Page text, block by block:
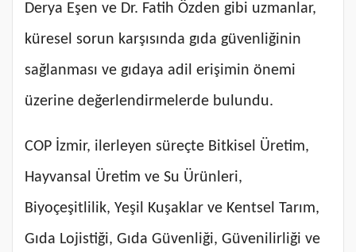
Derya Eşen ve Dr. Fatih Özden gibi uzmanlar,
küresel sorun karşısında gıda güvenliğinin
sağlanması ve gıdaya adil erişimin önemi
üzerine değerlendirmelerde bulundu.
COP İzmir, ilerleyen süreçte Bitkisel Üretim,
Hayvansal Üretim ve Su Ürünleri,
Biyoçeşitlilik, Yeşil Kuşaklar ve Kentsel Tarım,
Gıda Lojistiği, Gıda Güvenliği, Güvenilirliği ve